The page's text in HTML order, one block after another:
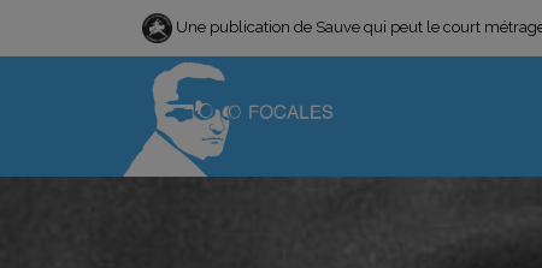
Une publication de Sauve qui peut le court